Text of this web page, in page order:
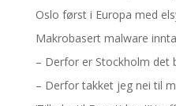
Oslo først i Europa med
Makrobasert malware
– Derfor er Stockholm det
– Derfor takket jeg nei til